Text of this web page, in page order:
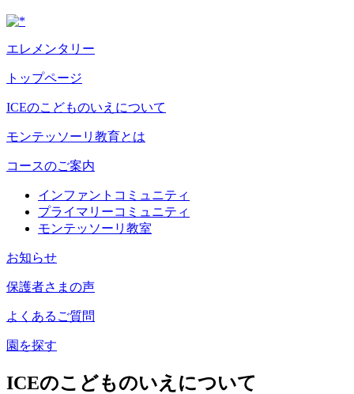
エレメンタリー
トップページ
ICEのこどものいえについて
モンテッソーリ教育とは
コースのご案内
インファントコミュニティ
プライマリーコミュニティ
モンテッソーリ教室
お知らせ
保護者さまの声
よくあるご質問
園を探す
ICEのこどものいえについて